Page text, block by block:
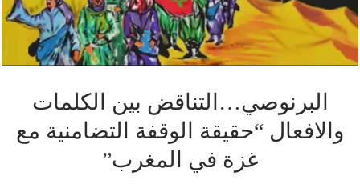
البرنوصي…التناقض بين الكلمات
والافعال “حقيقة الوقفة التضامنية مع
غزة في المغرب”